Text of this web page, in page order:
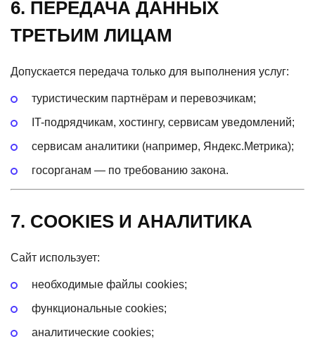
6. ПЕРЕДАЧА ДАННЫХ
ТРЕТЬИМ ЛИЦАМ
Допускается передача только для выполнения услуг:
туристическим партнёрам и перевозчикам;
IT-подрядчикам, хостингу, сервисам уведомлений;
сервисам аналитики (например, Яндекс.Метрика);
госорганам — по требованию закона.
7. COOKIES И АНАЛИТИКА
Сайт использует:
необходимые файлы cookies;
функциональные cookies;
аналитические cookies;